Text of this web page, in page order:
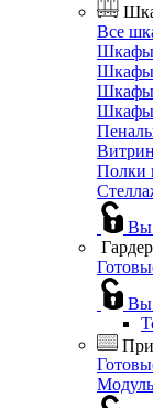
Все
Шкафы
Шкафы
Полки
Вы
Вы